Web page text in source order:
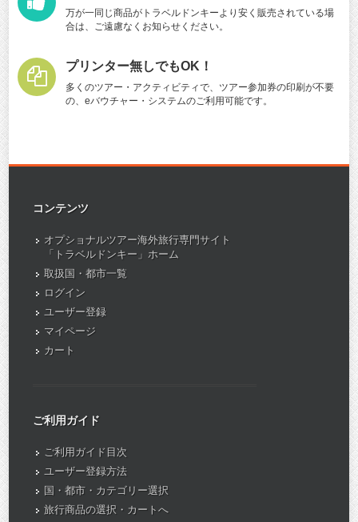
万が一同じ商品がトラベルドンキーより安く販売されている場
合は、ご遠慮なくお知らせください。
プリンター無しでもOK！
多くのツアー・アクティビティで、ツアー参加券の印刷が不要
の、eバウチャー・システムのご利用可能です。
コンテンツ
オプショナルツアー海外旅行専門サイト
「トラベルドンキー」ホーム
取扱国・都市一覧
ログイン
ユーザー登録
マイページ
カート
ご利用ガイド
ご利用ガイド目次
ユーザー登録方法
国・都市・カテゴリー選択
旅行商品の選択・カートへ